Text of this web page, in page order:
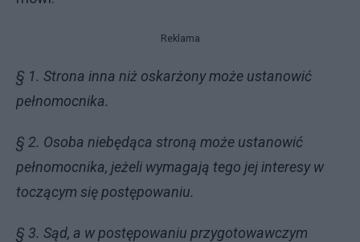
Reklama
§ 1. Strona inna niż oskarżony może ustanowić
pełnomocnika.
§ 2. Osoba niebędąca stroną może ustanowić
pełnomocnika, jeżeli wymagają tego jej interesy w
toczącym się postępowaniu.
§ 3. Sąd, a w postępowaniu przygotowawczym